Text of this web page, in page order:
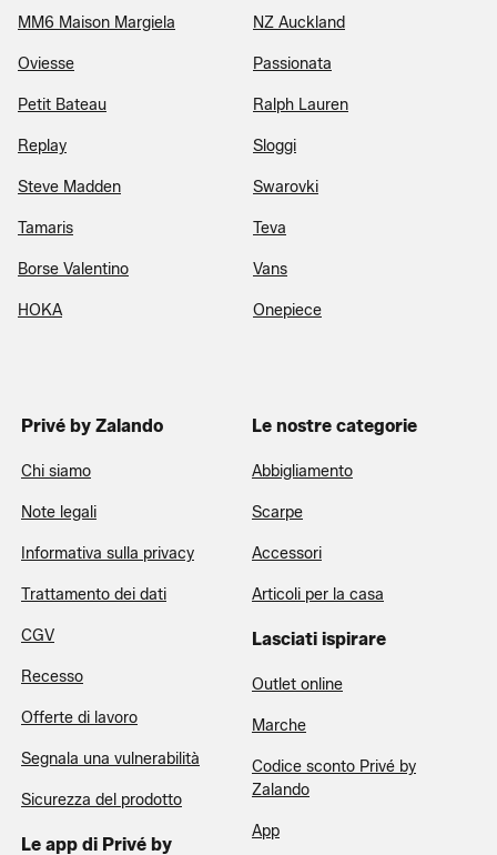
MM6 Maison Margiela NZ Auckland
Oviesse Passionata
Petit Bateau Ralph Lauren
Replay Sloggi
Steve Madden Swarovki
Tamaris Teva
Borse Valentino Vans
HOKA Onepiece
Privé by Zalando
Chi siamo
Note legali
Informativa sulla privacy
Trattamento dei dati
CGV
Recesso
Offerte di lavoro
Segnala una vulnerabilità
Sicurezza del prodotto
Le app di Privé by
Le nostre categorie
Abbigliamento
Scarpe
Accessori
Articoli per la casa
Lasciati ispirare
Outlet online
Marche
Codice sconto Privé by
Zalando
App